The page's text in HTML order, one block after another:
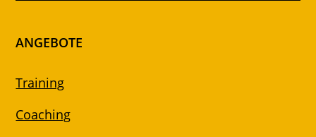
ANGEBOTE
Training
Coaching